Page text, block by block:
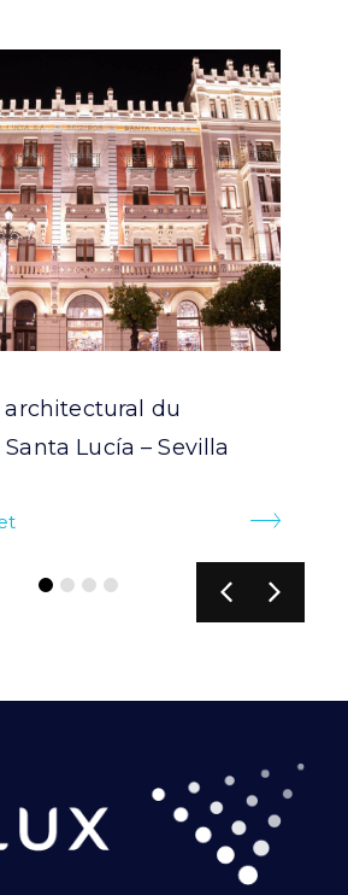
architectural du
Lucía – Sevilla